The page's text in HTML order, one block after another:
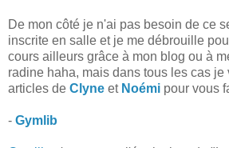
De mon côté je n'ai pas besoin de ce
inscrite en salle et je me débrouille
cours ailleurs grâce à mon blog ou à
radine haha, mais dans tous les cas
articles de Clyne et Noémi pour vous
- Gymlib